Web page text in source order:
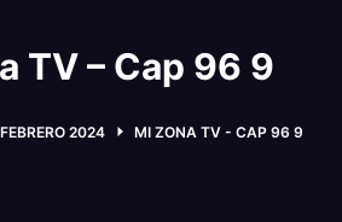
TV – Cap 96 9
FEBRERO 2024 MI ZONA TV - CAP 96 9